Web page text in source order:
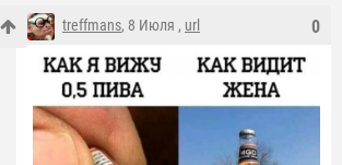
0
treffmans, 8 Июля , url